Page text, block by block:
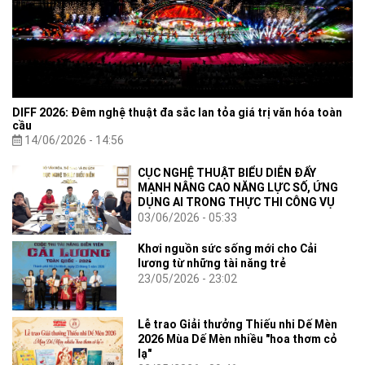
DIFF 2026: Đêm nghệ thuật đa sắc lan tỏa giá trị văn hóa toàn
cầu
14/06/2026 - 14:56
CỤC NGHỆ THUẬT BIỂU DIỄN ĐẨY
MẠNH NÂNG CAO NĂNG LỰC SỐ, ỨNG
DỤNG AI TRONG THỰC THI CÔNG VỤ
03/06/2026 - 05:33
Khơi nguồn sức sống mới cho Cải
lương từ những tài năng trẻ
23/05/2026 - 23:02
Lễ trao Giải thưởng Thiếu nhi Dế Mèn
2026 Mùa Dế Mèn nhiều "hoa thơm cỏ
lạ"